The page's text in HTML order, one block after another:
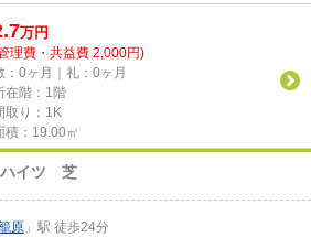
万円
理費・共益費 2,000円)
：0ヶ月｜礼：0ヶ月
在階：1階
取り：1K
積：19.00㎡
イツ 芝
原 」駅 徒歩24分